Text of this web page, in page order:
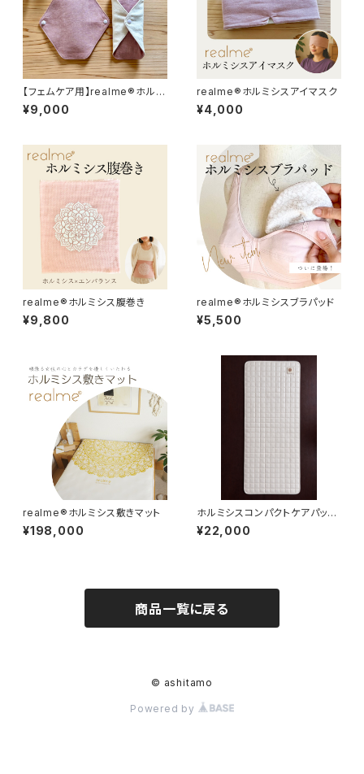
【フェムケア用】realme®ホルミ
シスおまたパッド（２枚組）
¥9,000
realme®ホルミシスアイマスク
¥4,000
realme®ホルミシス腹巻き
¥9,800
realme®︎ホルミシスブラパッド
¥5,500
realme®ホルミシス敷きマット
¥198,000
ホルミシスコンパクトケアパッドr
ealme®︎nook
¥22,000
商品一覧に戻る
© ashitamo
Powered by